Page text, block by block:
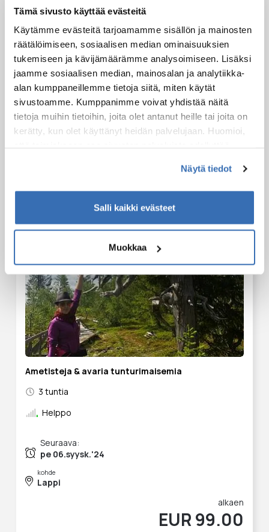
Tämä sivusto käyttää evästeitä
Käytämme evästeitä tarjoamamme sisällön ja mainosten
räätälöimiseen, sosiaalisen median ominaisuuksien
tukemiseen ja kävijämäärämme analysoimiseen. Lisäksi
jaamme sosiaalisen median, mainosalan ja analytiikka-
alan kumppaneillemme tietoja siitä, miten käytät
sivustoamme. Kumppanimme voivat yhdistää näitä
tietoja muihin tietoihin, joita olet antanut heille tai joita on
kerätty, kun olet käyttänyt heidän palvelujaan. Huomioi,
Näytä tiedot
Salli kaikki evästeet
Muokkaa
Pyhäntähti
Kurulas resort
Lapland Hotel Luostotunturi
Lucky ranch - Saloon (Front of the Restaurant)
Northern light village Pyhä - front of the
restaurant
Park side
Pyhä Igloos
Request a place in Pyhätunturi
Sunday morning resort
Ametisteja & avaria tunturimaisemia
3 tuntia
Helppo
Seuraava:
pe 06.syysk.'24
kohde
Lappi
alkaen
EUR 99.00